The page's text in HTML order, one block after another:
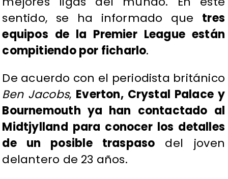
sentido, se ha informado que tres
equipos de la Premier League están
compitiendo por ficharlo.
De acuerdo con el periodista británico
Ben Jacobs, Everton, Crystal Palace y
Bournemouth ya han contactado al
Midtjylland para conocer los detalles
de un posible traspaso del joven
delantero de 23 años.